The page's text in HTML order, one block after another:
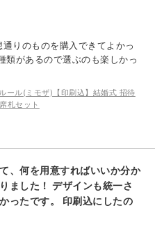
りのものを購入できてよかっ
類があるので選ぶのも楽しかっ
ール(ミモザ)【印刷込】結婚式 招待
札セット
、何を用意すればいいか分か
ました！ デザインも統一さ
ったです。 印刷込にしたの